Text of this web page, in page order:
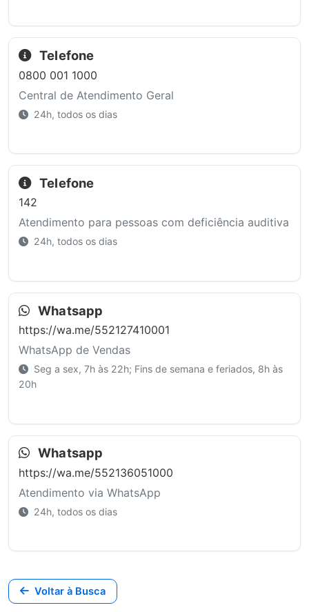
Telefone
0800 001 1000
Central de Atendimento Geral
24h, todos os dias
Telefone
142
Atendimento para pessoas com deficiência auditiva
24h, todos os dias
Whatsapp
https://wa.me/552127410001
WhatsApp de Vendas
Seg a sex, 7h às 22h; Fins de semana e feriados, 8h às
20h
Whatsapp
https://wa.me/552136051000
Atendimento via WhatsApp
24h, todos os dias
Voltar à Busca